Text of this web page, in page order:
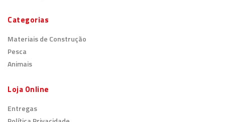
Categorias
Materiais de Construção
Pesca
Animais
Loja Online
Entregas